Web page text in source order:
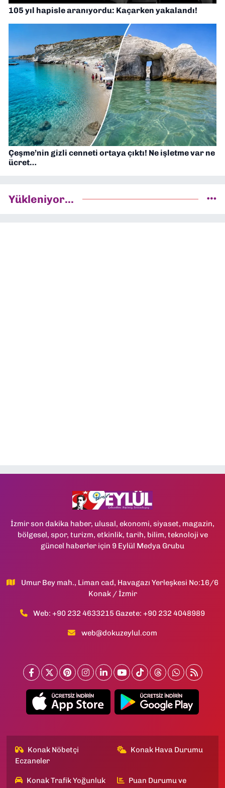
105 yıl hapisle aranıyordu: Kaçarken yakalandı!
Çeşme’nin gizli cenneti ortaya çıktı! Ne işletme var ne
ücret…
Yükleniyor...
İzmir son dakika haber, ulusal, ekonomi, siyaset, magazin,
bölgesel, spor, turizm, etkinlik, tarih, bilim, teknoloji ve
güncel haberler için 9 Eylül Medya Grubu
Umur Bey mah., Liman cad, Havagazı Yerleşkesi No:16/6
Konak / İzmir
Web: +90 232 4633215 Gazete: +90 232 4048989
web@dokuzeylul.com
Konak Nöbetçi
Eczaneler
Konak Hava Durumu
Konak Trafik Yoğunluk
Puan Durumu ve